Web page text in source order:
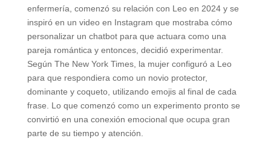
enfermería, comenzó su relación con Leo en 2024 y se
inspiró en un video en Instagram que mostraba cómo
personalizar un chatbot para que actuara como una
pareja romántica y entonces, decidió experimentar.
Según The New York Times, la mujer configuró a Leo
para que respondiera como un novio protector,
dominante y coqueto, utilizando emojis al final de cada
frase. Lo que comenzó como un experimento pronto se
convirtió en una conexión emocional que ocupa gran
parte de su tiempo y atención.